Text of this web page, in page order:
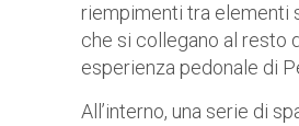
riempimenti tra elementi
che si collegano al resto
esperienza pedonale di
All’interno, una serie di